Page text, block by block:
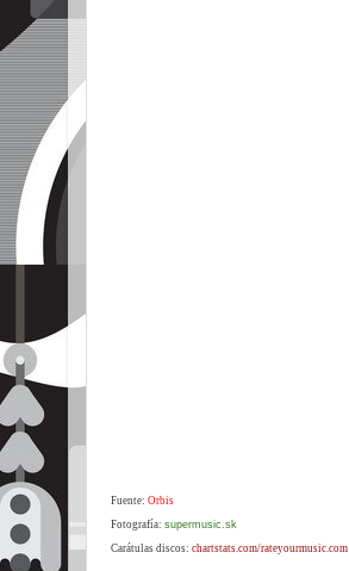
Fuente: Orbis
Fotografía: supermusic.sk
Carátulas discos: chartstats.com/rateyourmusic.com